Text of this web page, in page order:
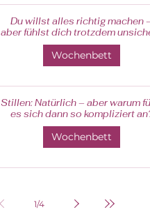
Du willst alles richtig machen –
aber fühlst dich trotzdem
Wochenbett
Stillen: Natürlich – aber warum
es sich dann so kompliziert an?
Wochenbett
1/4